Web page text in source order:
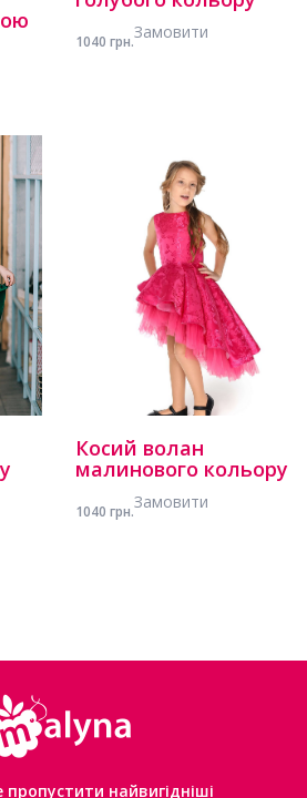
1040 грн.Замовити
Косий волан
малинового кольору
1040 грн.Замовити
найвигідніші